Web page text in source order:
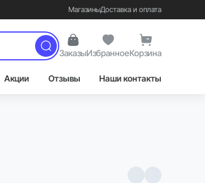
МагазиныДоставка и оплата
ЗаказыИзбранноеКорзина
Акции Отзывы Наши контакты